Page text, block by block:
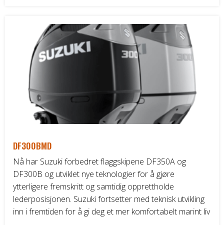
Skaphenger
Maskinhenger
HAGE/SKOG
Stihl -Skog og Hage
Toro Snøfres
DELER OG TILBEHØR
DF300BMD
Nå har Suzuki forbedret flaggskipene DF350A og
DF300B og utviklet nye teknologier for å gjøre
ytterligere fremskritt og samtidig opprettholde
lederposisjonen. Suzuki fortsetter med teknisk utvikling
inn i fremtiden for å gi deg et mer komfortabelt marint liv